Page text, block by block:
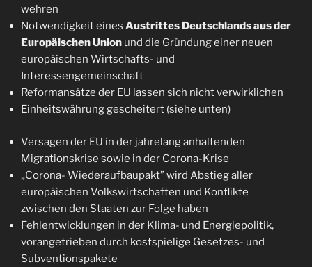
wehren
Notwendigkeit eines Austrittes Deutschlands aus der
Europäischen Union und die Gründung einer neuen
europäischen Wirtschafts- und
Interessengemeinschaft
Reformansätze der EU lassen sich nicht verwirklichen
Einheitswährung gescheitert (siehe unten)
Versagen der EU in der jahrelang anhaltenden
Migrationskrise sowie in der Corona-Krise
„Corona- Wiederaufbaupakt” wird Abstieg aller
europäischen Volkswirtschaften und Konflikte
zwischen den Staaten zur Folge haben
Fehlentwicklungen in der Klima- und Energiepolitik,
vorangetrieben durch kostspielige Gesetzes- und
Subventionspakete